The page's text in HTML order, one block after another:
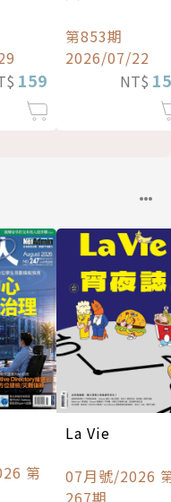
159
第853期
2026/07/22
NT$
第
La Vie
07月號/2026
267期